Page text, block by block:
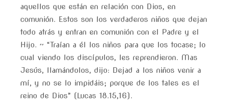
aquellos que están en relación con Dios, en
comunión. Estos son los verdaderos niños que dejan
todo atrás y entran en comunión con el Padre y el
Hijo. ~ “Traían a él los niños para que los tocase; lo
cual viendo los discípulos, les reprendieron. Mas
Jesús, llamándolos, dijo: Dejad a los niños venir a
mí, y no se lo impidáis; porque de los tales es el
reino de Dios” (Lucas 18.15,16).